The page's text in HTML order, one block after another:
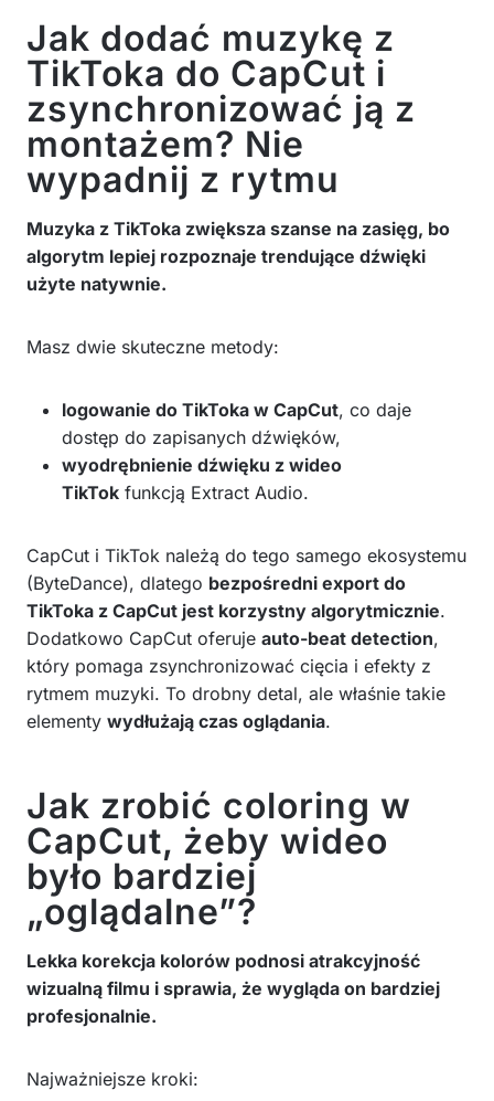
Jak dodać muzykę z
TikToka do CapCut i
zsynchronizować ją z
montażem? Nie
wypadnij z rytmu
Muzyka z TikToka zwiększa szanse na zasięg, bo
algorytm lepiej rozpoznaje trendujące dźwięki
użyte natywnie.
Masz dwie skuteczne metody:
logowanie do TikToka w CapCut, co daje
dostęp do zapisanych dźwięków,
wyodrębnienie dźwięku z wideo
TikTok funkcją Extract Audio.
CapCut i TikTok należą do tego samego ekosystemu
(ByteDance), dlatego bezpośredni export do
TikToka z CapCut jest korzystny algorytmicznie.
Dodatkowo CapCut oferuje auto-beat detection,
który pomaga zsynchronizować cięcia i efekty z
rytmem muzyki. To drobny detal, ale właśnie takie
elementy wydłużają czas oglądania.
Jak zrobić coloring w
CapCut, żeby wideo
było bardziej
„oglądalne”?
Lekka korekcja kolorów podnosi atrakcyjność
wizualną filmu i sprawia, że wygląda on bardziej
profesjonalnie.
Najważniejsze kroki: